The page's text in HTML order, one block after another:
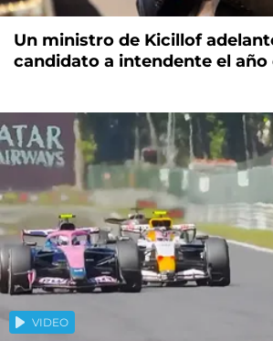
Un ministro de Kicillof
candidato a intendente el año
VIDEO